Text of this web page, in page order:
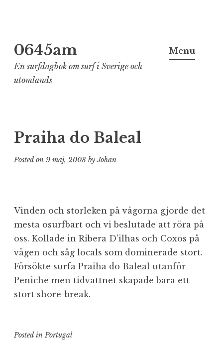
to
content
0645am
En surfdagbok om surf i Sverige och
utomlands
Menu
Praiha do Baleal
Posted on 9 maj, 2003 byJohan
Vinden och storleken på vågorna gjorde det
mesta osurfbart och vi beslutade att röra på
oss. Kollade in Ribera D’ilhas och Coxos på
vägen och såg locals som dominerade stort.
Försökte surfa Praiha do Baleal utanför
Peniche men tidvattnet skapade bara ett
stort shore-break.
Posted in Portugal